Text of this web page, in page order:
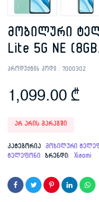
მობილური
Lite 5G NE
პროდუქტის კოდი : 7000302
1,099.00 ₾
არ არის მარაგში
კატეგორია მობილური
ტელეფონი ბრენდი: Xiaomi